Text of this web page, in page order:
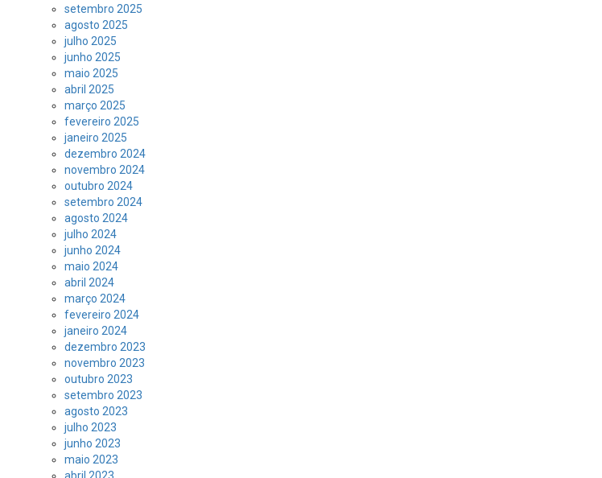
setembro 2025
agosto 2025
julho 2025
junho 2025
maio 2025
abril 2025
março 2025
fevereiro 2025
janeiro 2025
dezembro 2024
novembro 2024
outubro 2024
setembro 2024
agosto 2024
julho 2024
junho 2024
maio 2024
abril 2024
março 2024
fevereiro 2024
janeiro 2024
dezembro 2023
novembro 2023
outubro 2023
setembro 2023
agosto 2023
julho 2023
junho 2023
maio 2023